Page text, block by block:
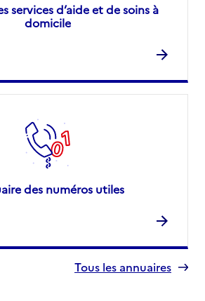
services d’aide et de soins à
domicile
des numéros utiles
Tous les annuaires